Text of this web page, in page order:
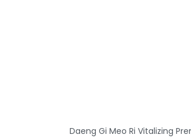
Daeng Gi Meo Ri Vitalizing